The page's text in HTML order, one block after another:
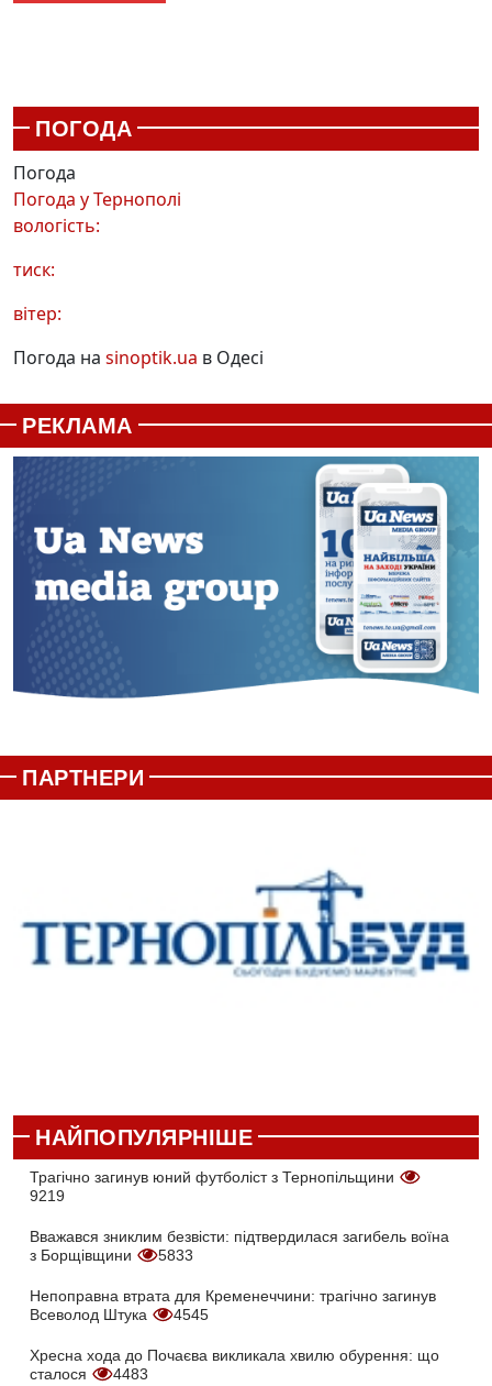
ПОГОДА
Погода
Погода уТернополі
вологість:
тиск:
вітер:
Погода на sinoptik.ua в Одесі
РЕКЛАМА
ПАРТНЕРИ
НАЙПОПУЛЯРНІШЕ
Трагічно загинув юний футболіст з Тернопільщини
9219
Вважався зниклим безвісти: підтвердилася загибель воїна
з Борщівщини
5833
Непоправна втрата для Кременеччини: трагічно загинув
Всеволод Штука
4545
Хресна хода до Почаєва викликала хвилю обурення: що
сталося
4483